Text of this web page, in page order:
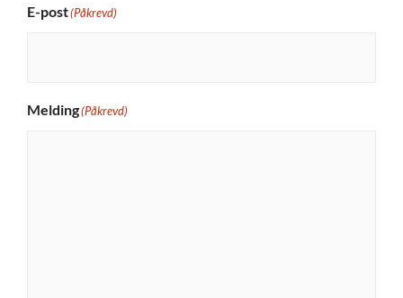
E-post(Påkrevd)
Melding(Påkrevd)